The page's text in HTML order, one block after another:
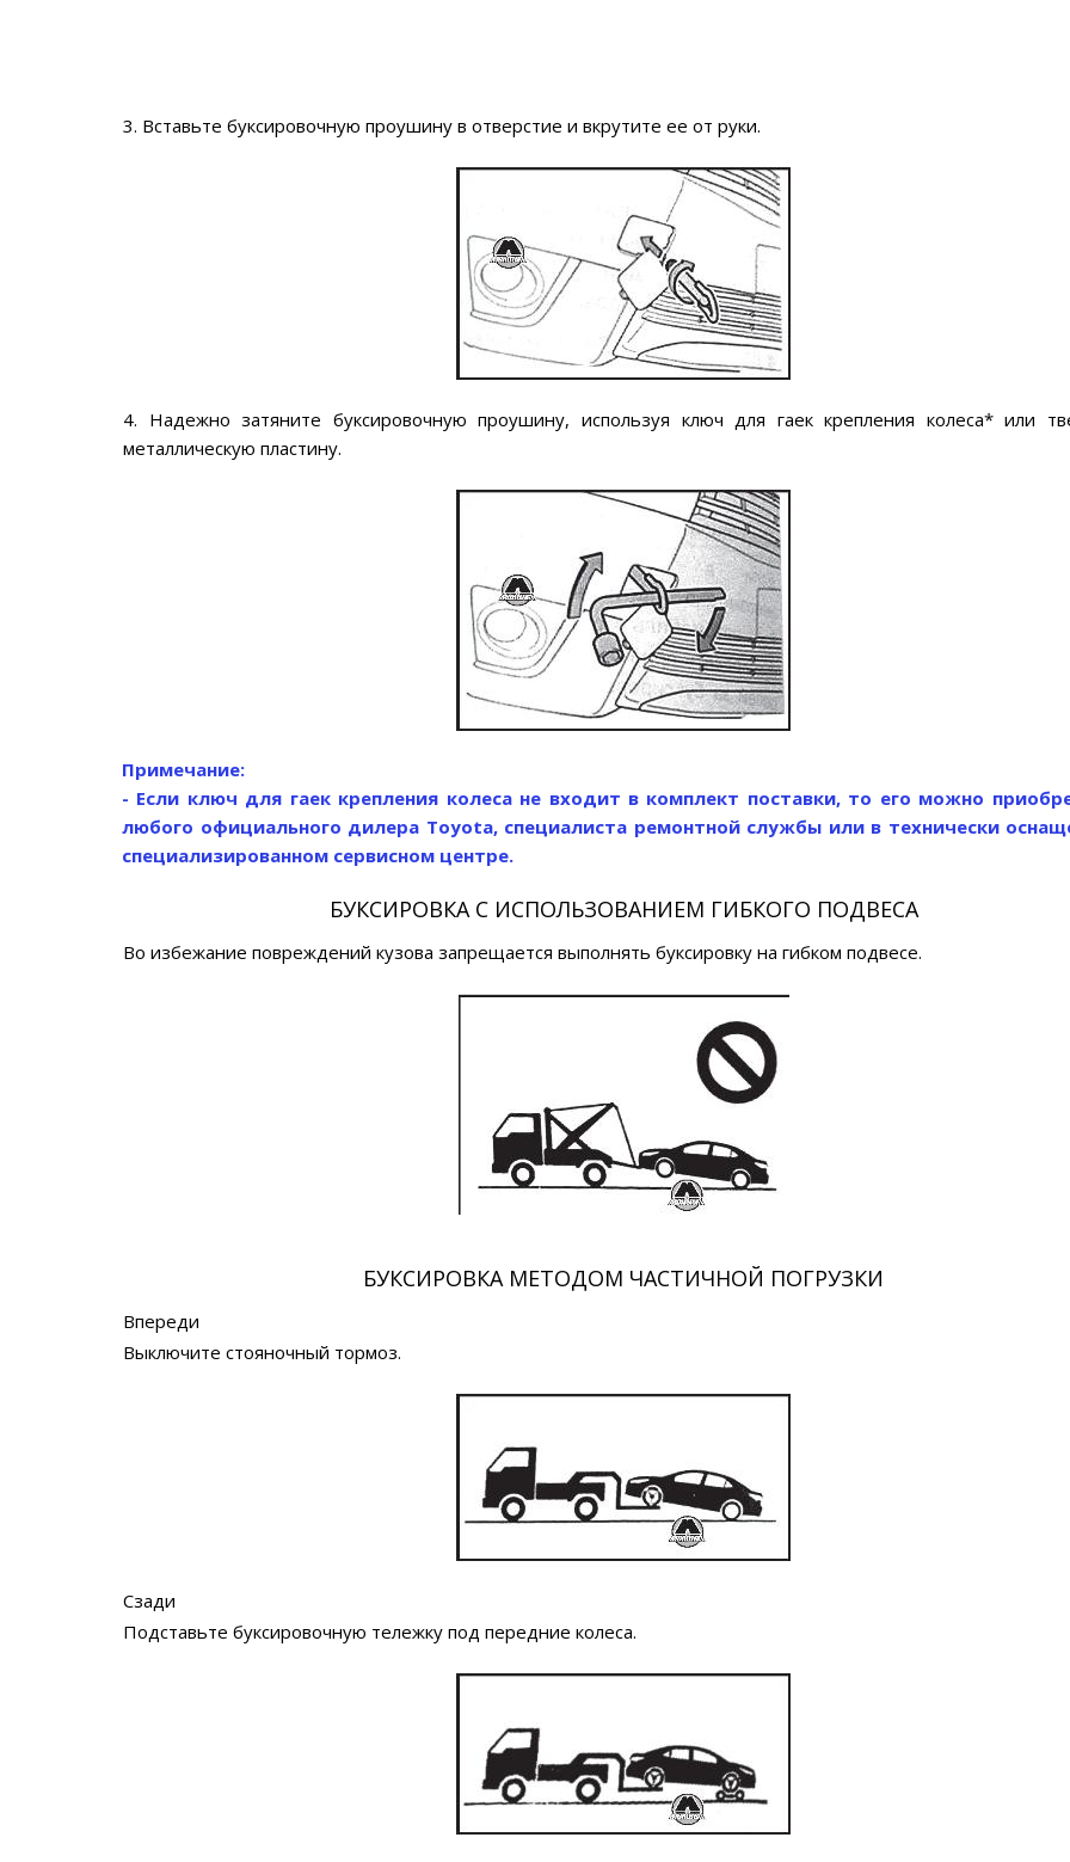
3. Вставьте буксировочную проушину в отверстие и вкрутите ее от руки.
4. Надежно затяните буксировочную проушину, используя ключ для гаек крепления колеса* или
металлическую пластину.
Примечание:
- Если ключ для гаек крепления колеса не входит в комплект поставки, то его можно
любого официального дилера Toyota, специалиста ремонтной службы или в технически
специализированном сервисном центре.
БУКСИРОВКА С ИСПОЛЬЗОВАНИЕМ ГИБКОГО ПОДВЕСА
Во избежание повреждений кузова запрещается выполнять буксировку на гибком подвесе.
БУКСИРОВКА МЕТОДОМ ЧАСТИЧНОЙ ПОГРУЗКИ
Впереди
Выключите стояночный тормоз.
Сзади
Подставьте буксировочную тележку под передние колеса.